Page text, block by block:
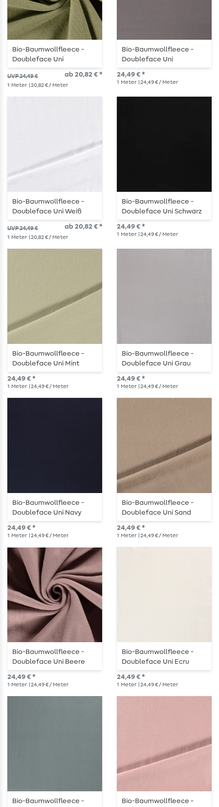
Bio-Baumwollfleece -
Doubleface Uni
Moosgrün
UVP 24,49 € ab 20,82 € *
1 Meter | 20,82 € / Meter
Bio-Baumwollfleece -
Doubleface Uni
Dunkelgrau
24,49 € *
1 Meter | 24,49 € / Meter
Bio-Baumwollfleece -
Doubleface Uni Weiß
UVP 24,49 € ab 20,82 € *
1 Meter | 20,82 € / Meter
Bio-Baumwollfleece -
Doubleface Uni Schwarz
24,49 € *
1 Meter | 24,49 € / Meter
Bio-Baumwollfleece -
Doubleface Uni Mint
24,49 € *
1 Meter | 24,49 € / Meter
Bio-Baumwollfleece -
Doubleface Uni Grau
24,49 € *
1 Meter | 24,49 € / Meter
Bio-Baumwollfleece -
Doubleface Uni Navy
24,49 € *
1 Meter | 24,49 € / Meter
Bio-Baumwollfleece -
Doubleface Uni Sand
24,49 € *
1 Meter | 24,49 € / Meter
Bio-Baumwollfleece -
Doubleface Uni Beere
24,49 € *
1 Meter | 24,49 € / Meter
Bio-Baumwollfleece -
Doubleface Uni Ecru
24,49 € *
1 Meter | 24,49 € / Meter
Bio-Baumwollfleece -
Bio-Baumwollfleece -